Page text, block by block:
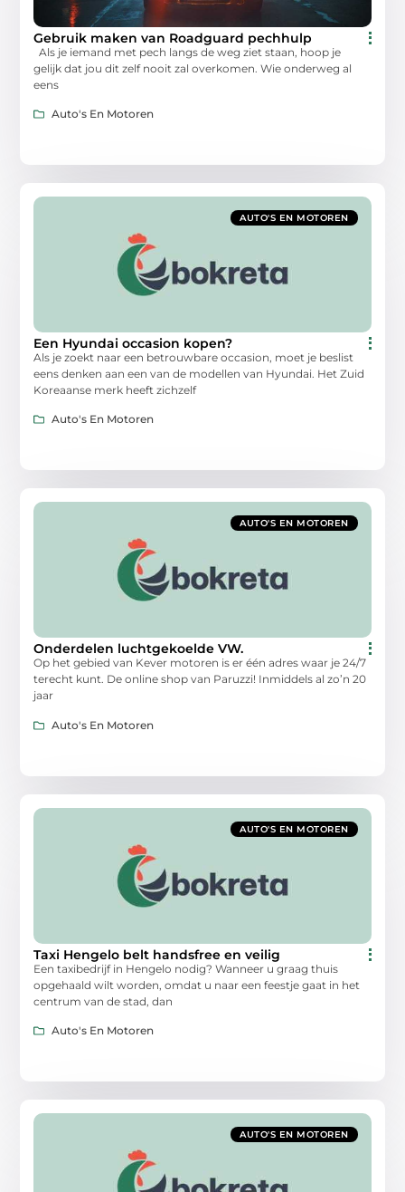
Gebruik maken van Roadguard pechhulp
Als je iemand met pech langs de weg ziet staan, hoop je
gelijk dat jou dit zelf nooit zal overkomen. Wie onderweg al
eens
Auto's En Motoren
AUTO'S EN MOTOREN
Een Hyundai occasion kopen?
Als je zoekt naar een betrouwbare occasion, moet je beslist
eens denken aan een van de modellen van Hyundai. Het Zuid
Koreaanse merk heeft zichzelf
Auto's En Motoren
AUTO'S EN MOTOREN
Onderdelen luchtgekoelde VW.
Op het gebied van Kever motoren is er één adres waar je 24/7
terecht kunt. De online shop van Paruzzi! Inmiddels al zo’n 20
jaar
Auto's En Motoren
AUTO'S EN MOTOREN
Taxi Hengelo belt handsfree en veilig
Een taxibedrijf in Hengelo nodig? Wanneer u graag thuis
opgehaald wilt worden, omdat u naar een feestje gaat in het
centrum van de stad, dan
Auto's En Motoren
AUTO'S EN MOTOREN